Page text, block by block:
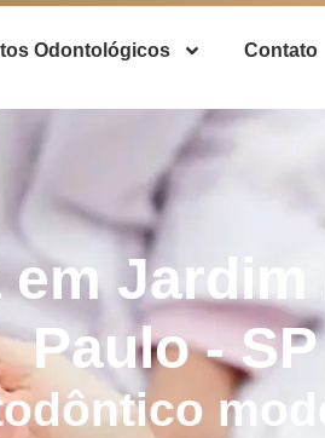
Odontológicos Contato
Jardim
Paulo - SP